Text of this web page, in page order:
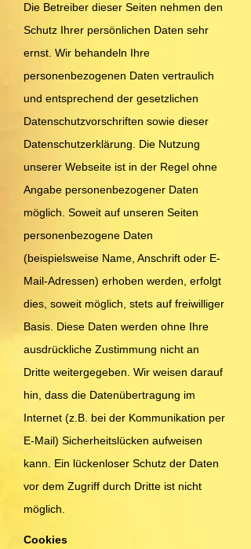
Die Betreiber dieser Seiten nehmen den
Schutz Ihrer persönlichen Daten sehr
ernst. Wir behandeln Ihre
personenbezogenen Daten vertraulich
und entsprechend der gesetzlichen
Datenschutzvorschriften sowie dieser
Datenschutzerklärung. Die Nutzung
unserer Webseite ist in der Regel ohne
Angabe personenbezogener Daten
möglich. Soweit auf unseren Seiten
personenbezogene Daten
(beispielsweise Name, Anschrift oder E-
Mail-Adressen) erhoben werden, erfolgt
dies, soweit möglich, stets auf freiwilliger
Basis. Diese Daten werden ohne Ihre
ausdrückliche Zustimmung nicht an
Dritte weitergegeben. Wir weisen darauf
hin, dass die Datenübertragung im
Internet (z.B. bei der Kommunikation per
E-Mail) Sicherheitslücken aufweisen
kann. Ein lückenloser Schutz der Daten
vor dem Zugriff durch Dritte ist nicht
möglich.
Cookies